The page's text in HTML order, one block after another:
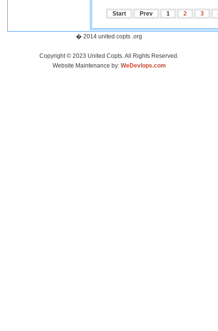
Start Prev 1 2 3
� 2014 united copts .org
Copyright © 2023 United Copts. All Rights Reserved.
Website Maintenance by: WeDevlops.com